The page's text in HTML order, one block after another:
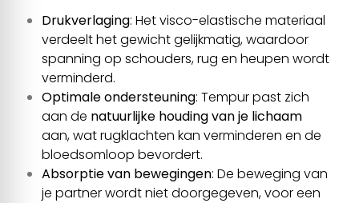
Drukverlaging: Het visco-elastische materiaal
verdeelt het gewicht gelijkmatig, waardoor
spanning op schouders, rug en heupen wordt
verminderd.
Optimale ondersteuning: Tempur past zich
aan de natuurlijke houding van je lichaam
aan, wat rugklachten kan verminderen en de
bloedsomloop bevordert.
Absorptie van bewegingen: De beweging van
je partner wordt niet doorgegeven, voor een